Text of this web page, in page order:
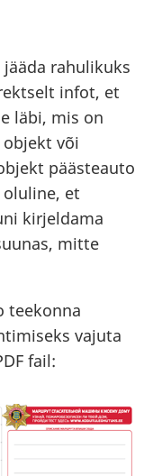
rahulikuks
infot, et
läbi, mis on
või
päästeauto
et
kirjeldama
mitte
teekonna
vajuta
fail: